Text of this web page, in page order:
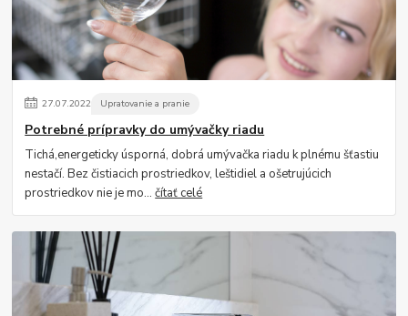
27.07.2022 Upratovanie a pranie
Potrebné prípravky do umývačky riadu
Tichá,energeticky úsporná, dobrá umývačka riadu k plnému šťastiu
nestačí. Bez čistiacich prostriedkov, leštidiel a ošetrujúcich
prostriedkov nie je mo...čítať celé